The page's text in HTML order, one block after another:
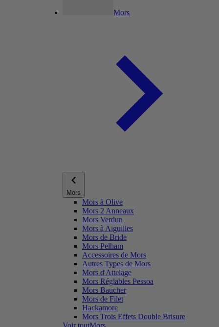
Mors
Mors
Mors à Olive
Mors 2 Anneaux
Mors Verdun
Mors à Aiguilles
Mors de Bride
Mors Pelham
Accessoires de Mors
Autres Types de Mors
Mors d'Attelage
Mors Réglables Pessoa
Mors Baucher
Mors de Filet
Hackamore
Mors Trois Effets Double Brisure
Voir toutMors